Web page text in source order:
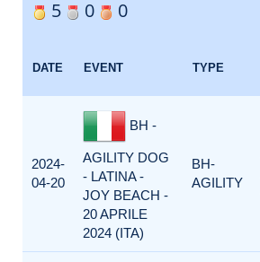
5
0 0
DATE EVENT TYPE
2024-
04-20
BH -
AGILITY DOG
- LATINA -
JOY BEACH -
20 APRILE
2024 (ITA)
BH-
AGILITY